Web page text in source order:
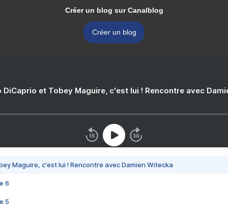
Créer un blog sur Canalblog
Créer un blog
DiCaprio et Tobey Maguire, c'est lui ! Rencontre avec
Maguire, c'est lui ! Rencontre avec Damien Witecka
6
5